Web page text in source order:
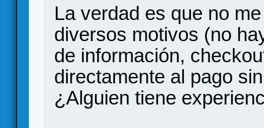
La verdad es que no
diversos motivos (no
de información,
directamente al pago
¿Alguien tiene